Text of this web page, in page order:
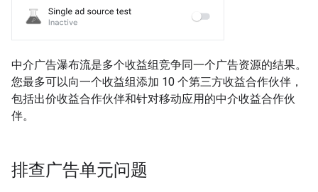
中介广告瀑布流是多个收益组竞争同一个广告资源的结果。
您最多可以向一个收益组添加 10 个第三方收益合作伙伴，
包括出价收益合作伙伴和针对移动应用的中介收益合作伙
伴。
排查广告单元问题